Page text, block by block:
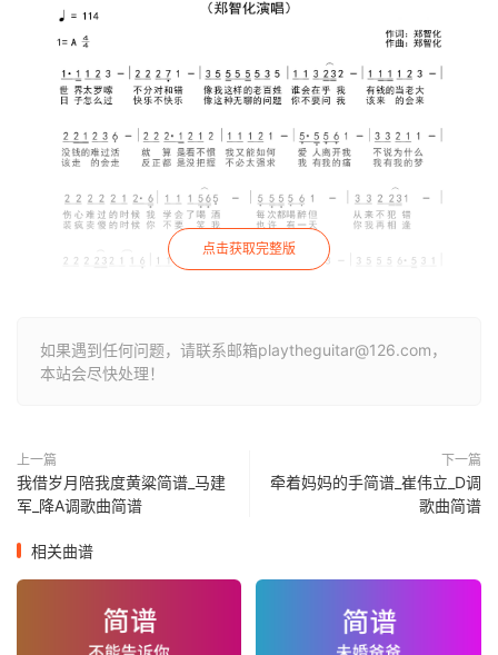
点击获取完整版
如果遇到任何问题，请联系邮箱playtheguitar@126.com，
本站会尽快处理！
上一篇
我借岁月陪我度黄粱简谱_马建
军_降A调歌曲简谱
下一篇
牵着妈妈的手简谱_崔伟立_D调
歌曲简谱
相关曲谱